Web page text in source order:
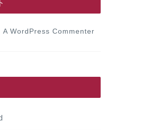
A WordPress Commenter